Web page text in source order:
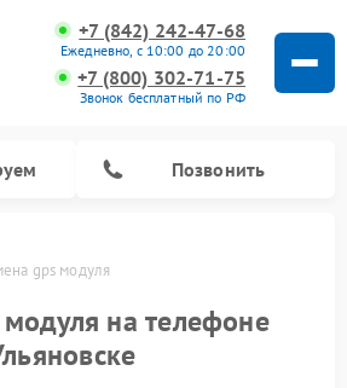
+7 (842) 242-47-68
Ежедневно, с 10:00 до 20:00
+7 (800) 302-71-75
Звонок бесплатный по РФ
Позвонить
gps модуля
на телефоне